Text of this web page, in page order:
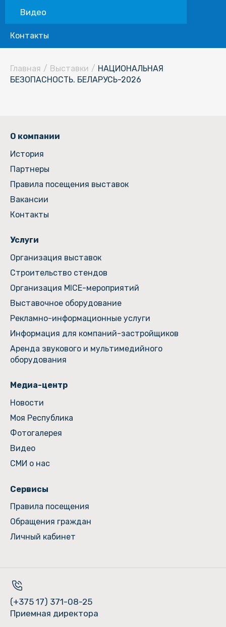
Видео
Контакты
Главная / Выставки / НАЦИОНАЛЬНАЯ
БЕЗОПАСНОСТЬ. БЕЛАРУСЬ-2026
О компании
История
Партнеры
Правила посещения выставок
Вакансии
Контакты
Услуги
Организация выставок
Строительство стендов
Организация MICE-мероприятий
Выставочное оборудование
Рекламно-информационные услуги
Информация для компаний-застройщиков
Аренда звукового и мультимедийного
оборудования
Медиа-центр
Новости
Моя Республика
Фотогалерея
Видео
СМИ о нас
Сервисы
Правила посещения
Обращения граждан
Личный кабинет
(+375 17) 371-08-25
Приемная директора